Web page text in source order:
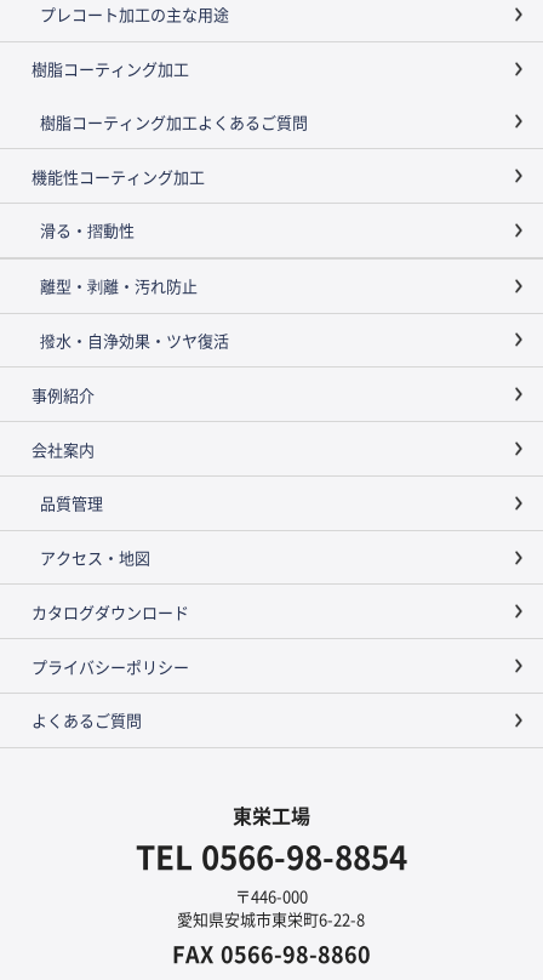
プレコート加工の主な用途
樹脂コーティング加工
樹脂コーティング加工よくあるご質問
機能性コーティング加工
滑る・摺動性
離型・剥離・汚れ防止
撥水・自浄効果・ツヤ復活
事例紹介
会社案内
品質管理
アクセス・地図
カタログダウンロード
プライバシーポリシー
よくあるご質問
東栄工場
TEL 0566-98-8854
〒446-000
愛知県安城市東栄町6-22-8
FAX 0566-98-8860